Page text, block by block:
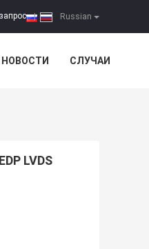
Russian
|
НОВОСТИ СЛУЧАИ
LVDS